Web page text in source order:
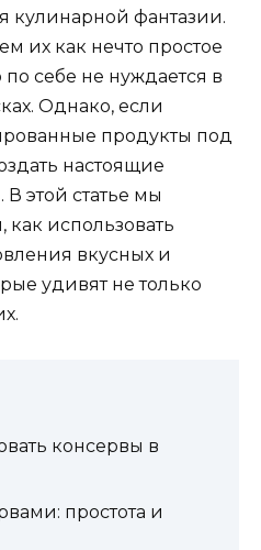
кулинарной фантазии.
их как нечто простое
себе не нуждается в
Однако, если
продукты под
настоящие
этой статье мы
использовать
вкусных и
удивят не только
консервы в
простота и